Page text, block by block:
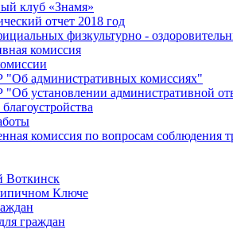
клуб «Знамя»
отчет 2018 год
физкультурно -
комиссия
"Об административных комиссиях"
"Об установлении административной
комиссия по вопросам соблюдения
Воткинск
Ключе
граждан